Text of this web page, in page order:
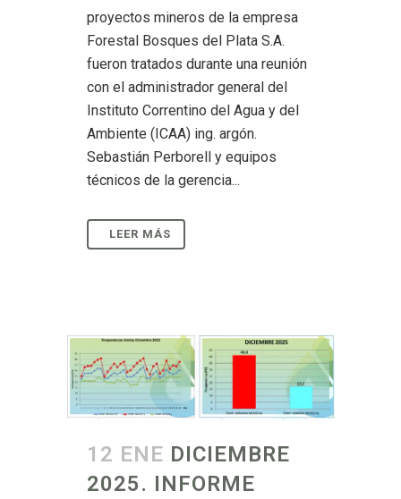
proyectos mineros de la empresa
Forestal Bosques del Plata S.A.
fueron tratados durante una reunión
con el administrador general del
Instituto Correntino del Agua y del
Ambiente (ICAA) ing. argón.
Sebastián Perborell y equipos
técnicos de la gerencia...
12 ENE DICIEMBRE
2025. INFORME